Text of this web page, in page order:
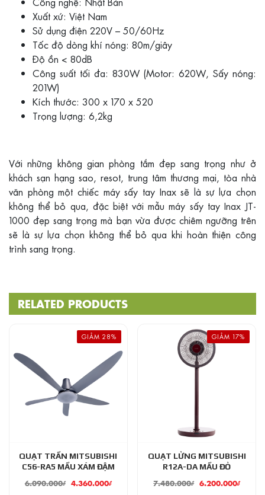
Xuất xứ: Việt Nam
Sử dụng điện 220V – 50/60Hz
Tốc độ dòng khí nóng: 80m/giây
Độ ồn < 80dB
Công suất tối đa: 830W (Motor: 620W, Sấy nóng:
201W)
Kích thước: 300 x 170 x 520
Trọng lượng: 6,2kg
Với những không gian phòng tắm đẹp sang trọng như ở
khách sạn hạng sao, resot, trung tâm thương mại, tòa nhà
văn phòng một chiếc máy sấy tay Inax sẽ là sự lựa chọn
không thể bỏ qua, đặc biệt với mẫu máy sấy tay Inax JT-
1000 đẹp sang trọng mà bạn vừa được chiêm ngưỡng trên
sẽ là sự lựa chọn không thể bỏ qua khi hoàn thiện công
trình sang trọng.
RELATED PRODUCTS
GIẢM 28%
QUẠT TRẦN MITSUBISHI
C56-RA5 MẦU XÁM ĐẬM
6.090.000₫ 4.360.000₫
GIẢM 17%
QUẠT LỬNG MITSUBISHI
R12A-DA MẦU ĐỎ
7.480.000₫ 6.200.000₫